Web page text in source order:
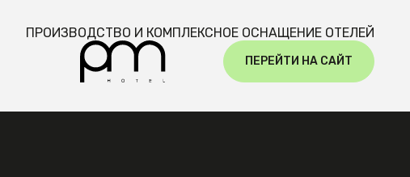
ПРОИЗВОДСТВО И КОМПЛЕКСНОЕ ОСНАЩЕНИЕ ОТЕЛЕЙ
ПЕРЕЙТИ НА САЙТ